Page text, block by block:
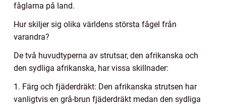
fåglarna på land.
Hur skiljer sig olika världens största fågel från
varandra?
De två huvudtyperna av strutsar, den afrikanska och
den sydliga afrikanska, har vissa skillnader:
1. Färg och fjäderdräkt: Den afrikanska strutsen har
vanligtvis en grå-brun fjäderdräkt medan den sydliga